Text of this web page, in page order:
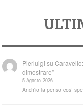
Pierluigi su
dimostrare”
5 Agosto 2026
Anch'io la penso così